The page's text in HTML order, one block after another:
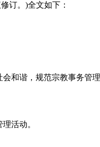
订。)全文如下：
和谐，规范宗教事务
活动。